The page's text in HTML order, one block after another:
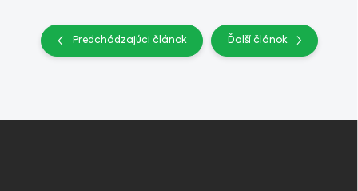
Predchádzajúci článok Ďalší článok